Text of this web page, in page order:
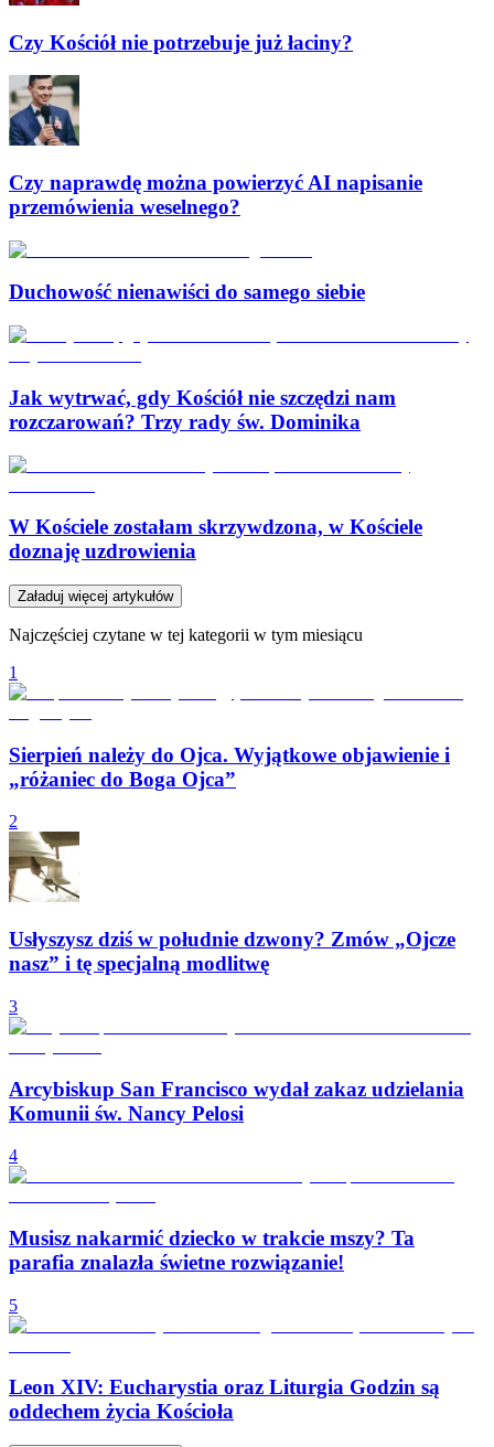
Czy Kościół nie potrzebuje już łaciny?
Czy naprawdę można powierzyć AI napisanie
przemówienia weselnego?
Duchowość nienawiści do samego siebie
Jak wytrwać, gdy Kościół nie szczędzi nam
rozczarowań? Trzy rady św. Dominika
W Kościele zostałam skrzywdzona, w Kościele
doznaję uzdrowienia
Załaduj więcej artykułów
Najczęściej czytane w tej kategorii w tym miesiącu
1
Sierpień należy do Ojca. Wyjątkowe objawienie i
„różaniec do Boga Ojca”
2
Usłyszysz dziś w południe dzwony? Zmów „Ojcze
nasz” i tę specjalną modlitwę
3
Arcybiskup San Francisco wydał zakaz udzielania
Komunii św. Nancy Pelosi
4
Musisz nakarmić dziecko w trakcie mszy? Ta
parafia znalazła świetne rozwiązanie!
5
Leon XIV: Eucharystia oraz Liturgia Godzin są
oddechem życia Kościoła